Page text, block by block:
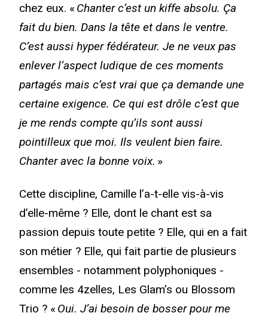
chez eux. « Chanter c’est un kiffe absolu. Ça
fait du bien. Dans la tête et dans le ventre.
C’est aussi hyper fédérateur. Je ne veux pas
enlever l’aspect ludique de ces moments
partagés mais c’est vrai que ça demande une
certaine exigence. Ce qui est drôle c’est que
je me rends compte qu’ils sont aussi
pointilleux que moi. Ils veulent bien faire.
Chanter avec la bonne voix. »
Cette discipline, Camille l’a-t-elle vis-à-vis
d’elle-même ? Elle, dont le chant est sa
passion depuis toute petite ? Elle, qui en a fait
son métier ? Elle, qui fait partie de plusieurs
ensembles - notamment polyphoniques -
comme les 4zelles, Les Glam’s ou Blossom
Trio ? « Oui. J’ai besoin de bosser pour me